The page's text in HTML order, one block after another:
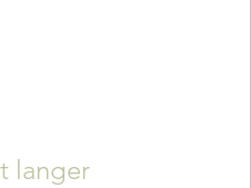
langer